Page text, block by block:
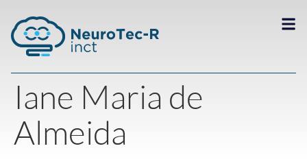
Iane Maria de
Almeida